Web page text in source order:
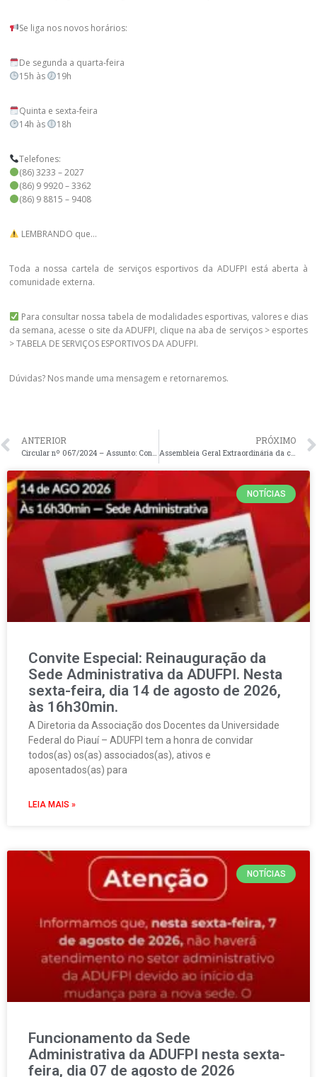
Se liga nos novos horários:
De segunda a quarta-feira
15h às
19h
Quinta e sexta-feira
14h às
18h
Telefones:
(86) 3233 – 2027
(86) 9 9920 – 3362
(86) 9 8815 – 9408
LEMBRANDO que…
Toda a nossa cartela de serviços esportivos da ADUFPI está aberta à
comunidade externa.
Para consultar nossa tabela de modalidades esportivas, valores e dias
da semana, acesse o site da ADUFPI, clique na aba de serviços > esportes
> TABELA DE SERVIÇOS ESPORTIVOS DA ADUFPI.
Dúvidas? Nos mande uma mensagem e retornaremos.
ANTERIOR
Circular nº 067/2024 – Assunto: Construção da Greve do ANDES e do setor da educação, no primeiro semestre de 2024.
PRÓXIMO
Assembleia Geral Extraordinária da categoria nesta quarta-feira, dia 13 de março de 2024, às 16h30min.
NOTÍCIAS
Convite Especial: Reinauguração da
Sede Administrativa da ADUFPI. Nesta
sexta-feira, dia 14 de agosto de 2026,
às 16h30min.
A Diretoria da Associação dos Docentes da Universidade
Federal do Piauí – ADUFPI tem a honra de convidar
todos(as) os(as) associados(as), ativos e
aposentados(as) para
LEIA MAIS »
NOTÍCIAS
Funcionamento da Sede
Administrativa da ADUFPI nesta sexta-
feira, dia 07 de agosto de 2026